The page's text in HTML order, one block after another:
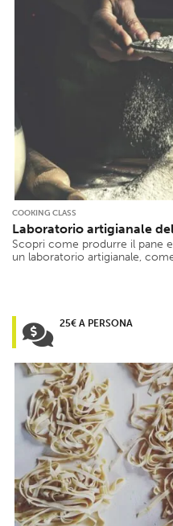
COOKING CLASS
Laboratorio artigianale
Scopri come produrre il pane
un laboratorio artigianale,
25€ A PERSONA